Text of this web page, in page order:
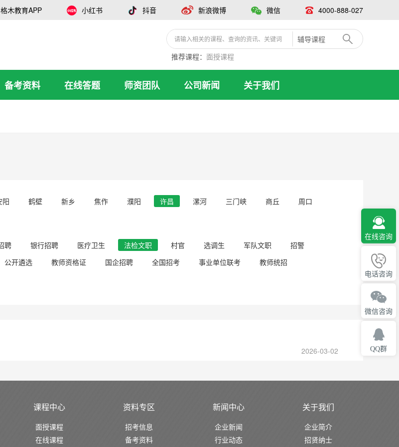
格木教育APP 小红书 抖音 新浪微博 微信 4000-888-027
辅导课程
推荐课程： 面授课程
备考资料 在线答题 师资团队 公司新闻 关于我们
阳 鹤壁 新乡 焦作 濮阳 许昌 漯河 三门峡 商丘
周口
聘 银行招聘 医疗卫生 法检文职 村官 选调生 军队文职
招警
公开遴选 教师资格证 国企招聘 全国招考 事业单位联考
教师统招
2026-03-02
在线咨询
电话咨询
微信咨询
QQ群
课程中心
面授课程
在线课程
资料专区
招考信息
备考资料
新闻中心
企业新闻
行业动态
关于我们
企业简介
招贤纳士